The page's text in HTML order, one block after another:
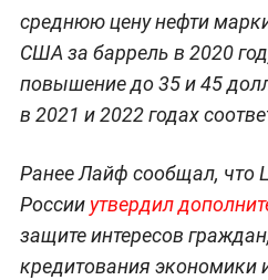
среднюю цену нефти
США за баррель в 2020
повышение до 35 и 45
в 2021 и 2022 годах
Ранее Лайф сообщал, что
России утвердил
защите интересов
кредитования экономики